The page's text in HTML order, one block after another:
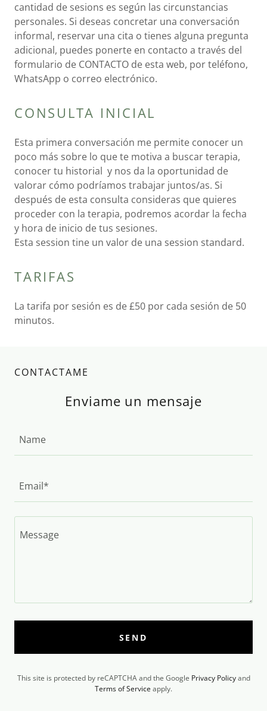
cantidad de sesions es según las circunstancias
personales. Si deseas concretar una conversación
informal, reservar una cita o tienes alguna pregunta
adicional, puedes ponerte en contacto a través del
formulario de CONTACTO de esta web, por teléfono,
WhatsApp o correo electrónico.
CONSULTA INICIAL
Esta primera conversación me permite conocer un
poco más sobre lo que te motiva a buscar terapia,
conocer tu historial y nos da la oportunidad de
valorar cómo podríamos trabajar juntos/as. Si
después de esta consulta consideras que quieres
proceder con la terapia, podremos acordar la fecha
y hora de inicio de tus sesiones.
Esta session tine un valor de una session standard.
TARIFAS
La tarifa por sesión es de £50 por cada sesión de 50
minutos.
CONTACTAME
Enviame un mensaje
Name
Email*
SEND
This site is protected by reCAPTCHA and the Google Privacy Policyand
Terms of Service apply.